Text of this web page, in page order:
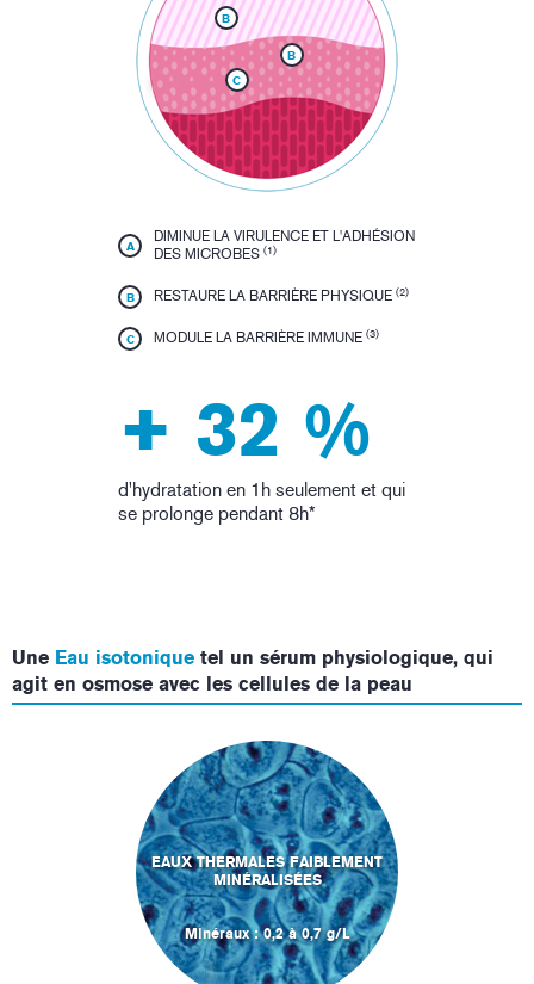
B
B
C
A
DIMINUE LA VIRULENCE ET L'ADHÉSION
DES MICROBES (1)
B RESTAURE LA BARRIÈRE PHYSIQUE (2)
C MODULE LA BARRIÈRE IMMUNE (3)
+ 32 %
d'hydratation en 1h seulement et qui
se prolonge pendant 8h*
Une Eau isotonique tel un sérum physiologique, qui
agit en osmose avec les cellules de la peau
EAUX THERMALES FAIBLEMENT
MINÉRALISÉES
Minéraux : 0,2 à 0,7 g/L